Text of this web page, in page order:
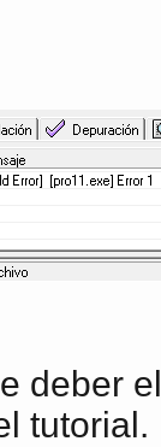
deber
tutorial.